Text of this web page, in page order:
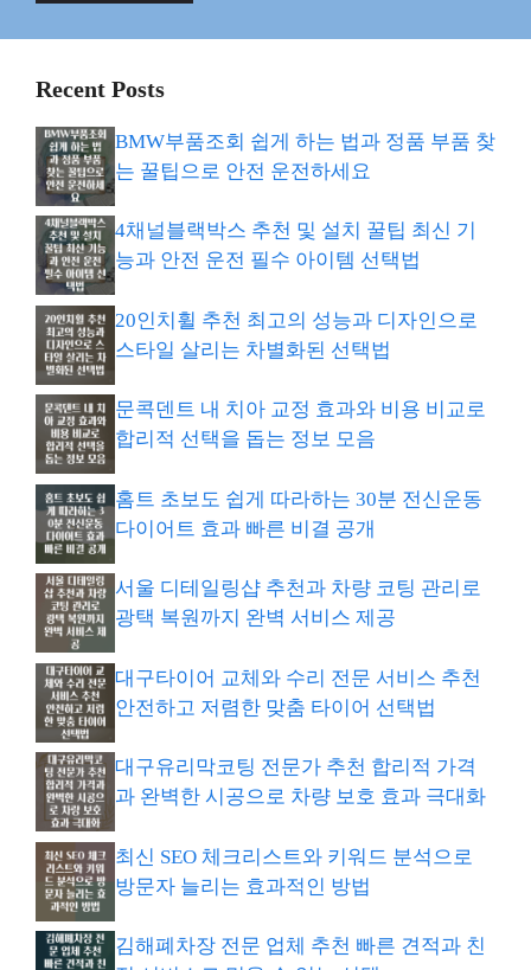
Recent Posts
BMW부품조회 쉽게 하는 법과 정품 부품 찾
는 꿀팁으로 안전 운전하세요
4채널블랙박스 추천 및 설치 꿀팁 최신 기
능과 안전 운전 필수 아이템 선택법
20인치휠 추천 최고의 성능과 디자인으로
스타일 살리는 차별화된 선택법
문콕덴트 내 치아 교정 효과와 비용 비교로
합리적 선택을 돕는 정보 모음
홈트 초보도 쉽게 따라하는 30분 전신운동
다이어트 효과 빠른 비결 공개
서울 디테일링샵 추천과 차량 코팅 관리로
광택 복원까지 완벽 서비스 제공
대구타이어 교체와 수리 전문 서비스 추천
안전하고 저렴한 맞춤 타이어 선택법
대구유리막코팅 전문가 추천 합리적 가격
과 완벽한 시공으로 차량 보호 효과 극대화
최신 SEO 체크리스트와 키워드 분석으로
방문자 늘리는 효과적인 방법
김해폐차장 전문 업체 추천 빠른 견적과 친